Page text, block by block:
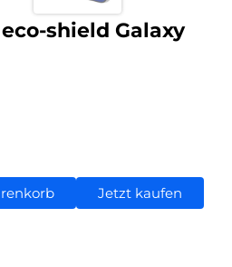
shield Galaxy
Jetzt kaufen